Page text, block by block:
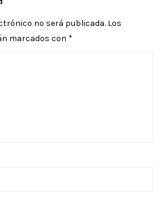
no será publicada. Los
marcados con *